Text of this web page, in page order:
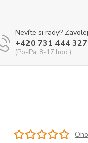
Nevíte si rady?
+420 731 444 327
(Po-Pá, 8-17 hod.)